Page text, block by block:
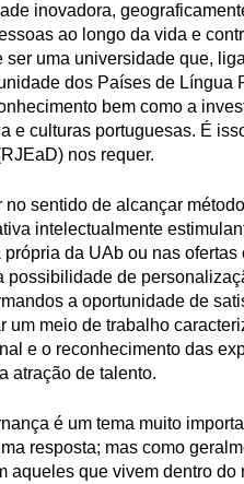
inovadora,
ao longo da vida e
ser uma universidade que,
dos Países de Língua
bem como a
e culturas portuguesas. É
nos requer.
no sentido de alcançar
intelectualmente
da UAb ou nas
possibilidade de
a oportunidade de
um meio de trabalho
e o reconhecimento das
atração de talento.
é um tema muito
resposta; mas como
aqueles que vivem dentro